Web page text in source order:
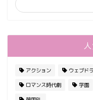
アクション ウェブド
ロマンス時代劇 学園